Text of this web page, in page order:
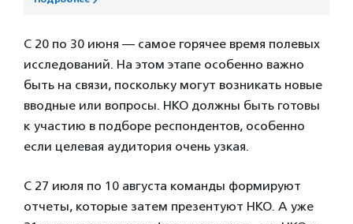
С 20 по 30 июня — самое горячее время полевых
исследований. На этом этапе особенно важно
быть на связи, поскольку могут возникать новые
вводные или вопросы. НКО должны быть готовы
к участию в подборе респондентов, особенно
если целевая аудитория очень узкая.
С 27 июля по 10 августа команды формируют
отчеты, которые затем презентуют НКО. А уже